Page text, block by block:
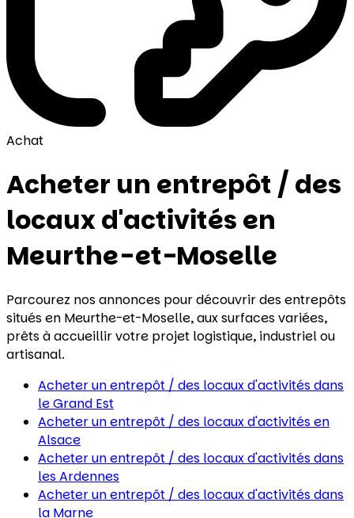
Achat
Acheter un entrepôt / des
locaux d'activités en
Meurthe-et-Moselle
Parcourez nos annonces pour découvrir des entrepôts
situés en Meurthe-et-Moselle, aux surfaces variées,
prêts à accueillir votre projet logistique, industriel ou
artisanal.
Acheter un entrepôt / des locaux d'activitésdans
le Grand Est
Acheter un entrepôt / des locaux d'activitésen
Alsace
Acheter un entrepôt / des locaux d'activitésdans
les Ardennes
Acheter un entrepôt / des locaux d'activitésdans
la Marne